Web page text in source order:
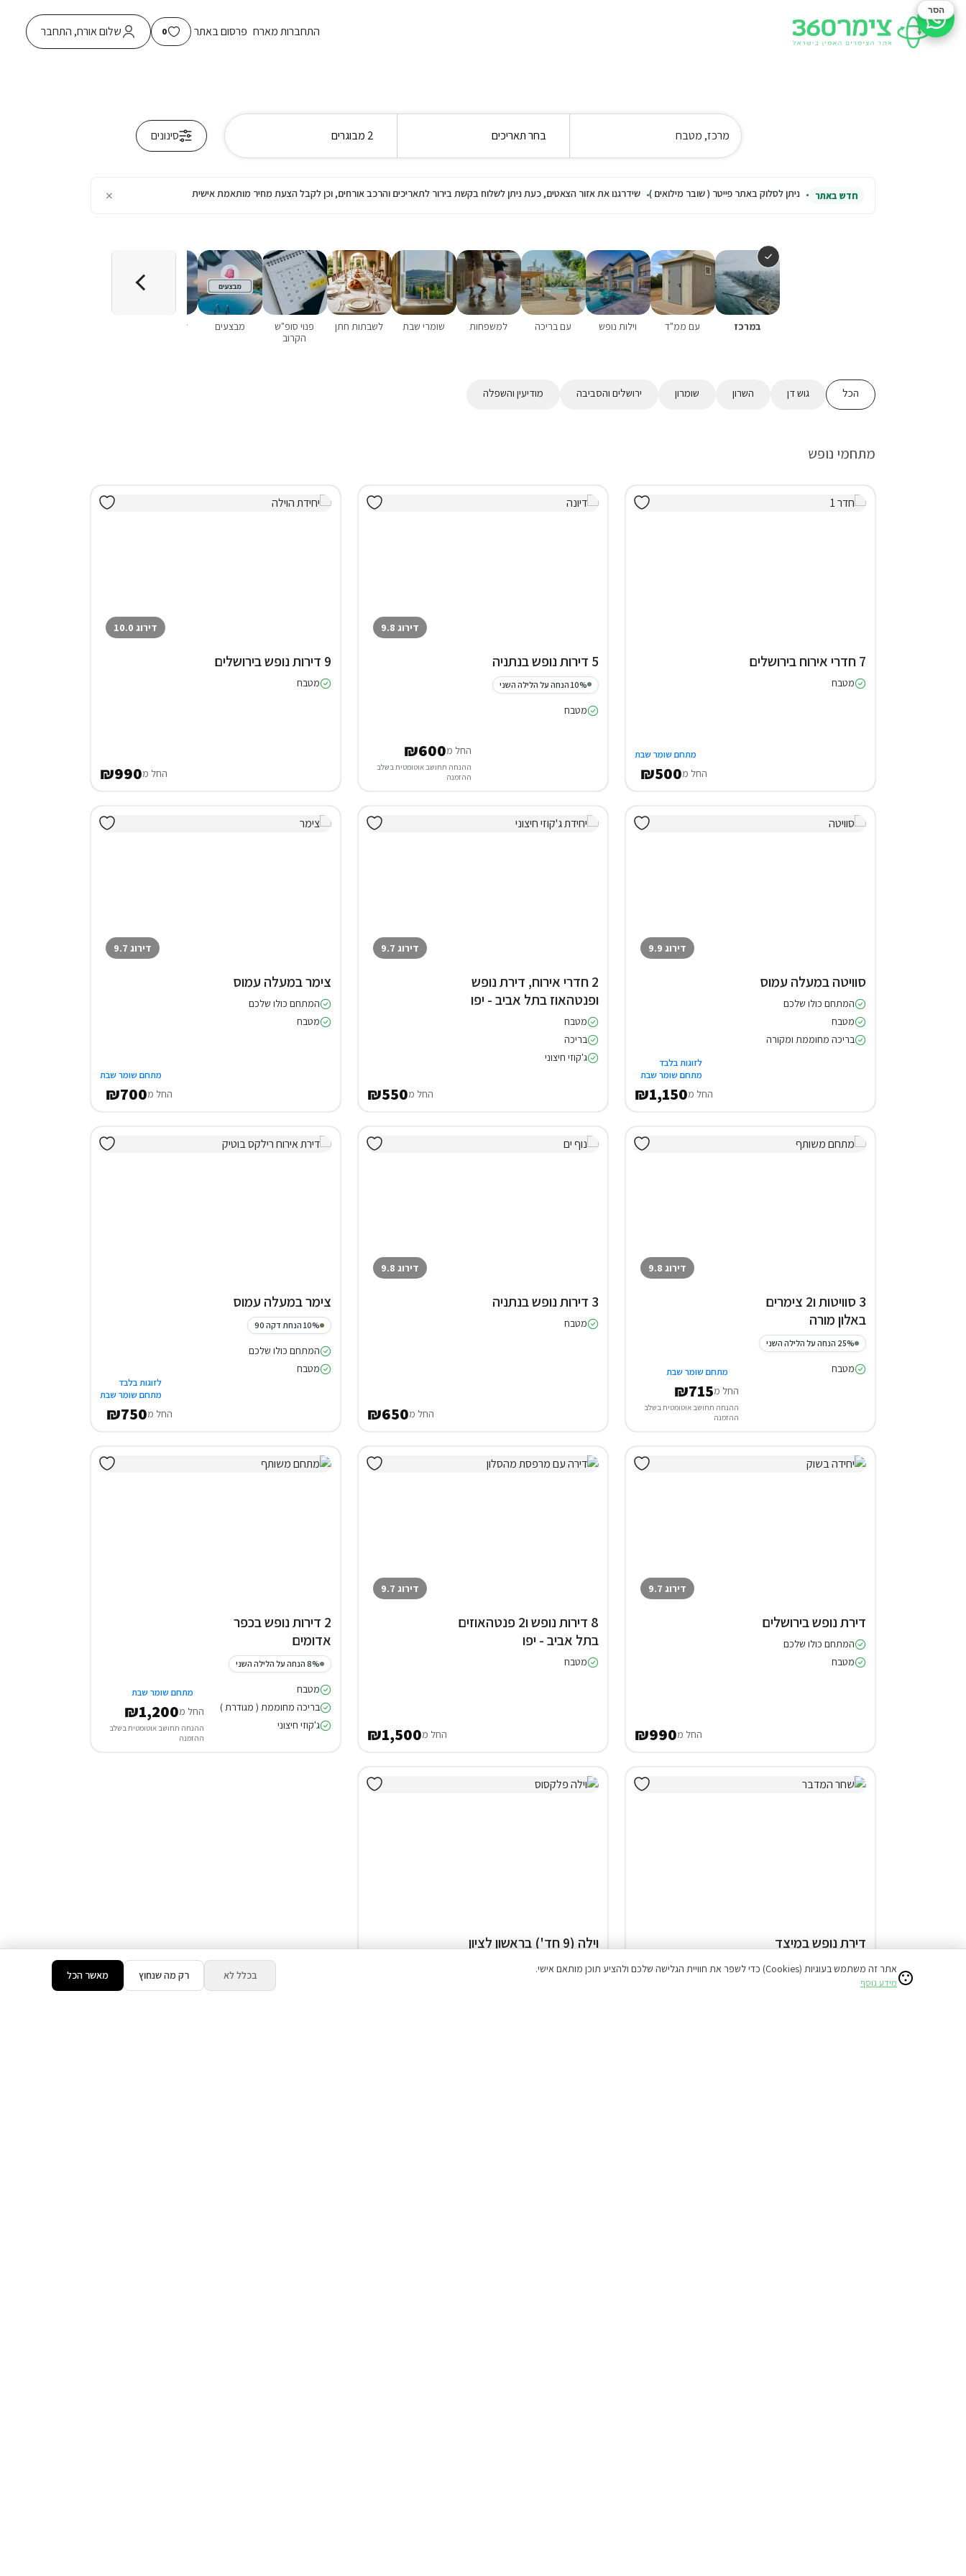
התחברות מארח פרסום באתר 0 שלום אורח, התחבר
מרכז, מטבח בחר תאריכים 2 מבוגרים סינונים
חדש באתר ניתן לסלוק באתר פייטר ( שובר מילואים ) שידרגנו את אזור הצאטים, כעת ניתן לשלוח בקשת בירור לתאריכים והרכב אורחים, וכן לקבל הצעת מחיר מותאמת אישית ×
במרכז עם ממ"ד וילות נופש עם בריכה למשפחות שומרי שבת לשבתות חתן
פנוי סופ"ש
הקרוב
מבצעים לזוגות בלבד
הכל גוש דן השרון שומרון ירושלים והסביבה מודיעין והשפלה
מתחמי נופש
7 חדרי אירוח בירושלים
מטבח
מתחם שומר שבת
החל מ₪500
דירוג 9.8
5 דירות נופש בנתניה
10% הנחה על הלילה השני
מטבח
החל מ₪600
ההנחה תחושב אוטומטית בשלב
ההזמנה
דירוג 10.0
9 דירות נופש בירושלים
מטבח
החל מ₪990
דירוג 9.9
סוויטה במעלה עמוס
המתחם כולו שלכם
מטבח
בריכה מחוממת ומקורה
לזוגות בלבד
מתחם שומר שבת
החל מ₪1,150
דירוג 9.7
2 חדרי אירוח, דירת נופש
ופנטהאוז בתל אביב - יפו
מטבח
בריכה
ג'קוזי חיצוני
החל מ₪550
דירוג 9.7
צימר במעלה עמוס
המתחם כולו שלכם
מטבח
מתחם שומר שבת
החל מ₪700
דירוג 9.8
3 סוויטות ו2 צימרים
באלון מורה
25% הנחה על הלילה השני
מטבח מתחם שומר שבת
החל מ₪715
ההנחה תחושב אוטומטית בשלב
ההזמנה
דירוג 9.8
3 דירות נופש בנתניה
מטבח
החל מ₪650
צימר במעלה עמוס
10% הנחת דקה 90
המתחם כולו שלכם
מטבח
לזוגות בלבד
מתחם שומר שבת
החל מ₪750
דירוג 9.7
דירת נופש בירושלים
המתחם כולו שלכם
מטבח
החל מ₪990
דירוג 9.7
8 דירות נופש ו2 פנטהאוזים
בתל אביב - יפו
מטבח
החל מ₪1,500
2 דירות נופש בכפר
אדומים
8% הנחה על הלילה השני
מטבח
בריכה מחוממת ( מגודרת )
ג'קוזי חיצוני
מתחם שומר שבת
החל מ₪1,200
ההנחה תחושב אוטומטית בשלב
ההזמנה
דירת נופש במיצד
37% הנחה על הלילה השני
וילה (9 חד') בראשון לציון
20% הנחת דקה 90 אתר זה משתמש בעוגיות (Cookies) כדי לשפר את חוויית הגלישה שלכם ולהציע תוכן מותאם אישי.
מידע נוסף
בכלל לא רק מה שנחוץ מאשר הכל
סיוע בהזמנה
הסר